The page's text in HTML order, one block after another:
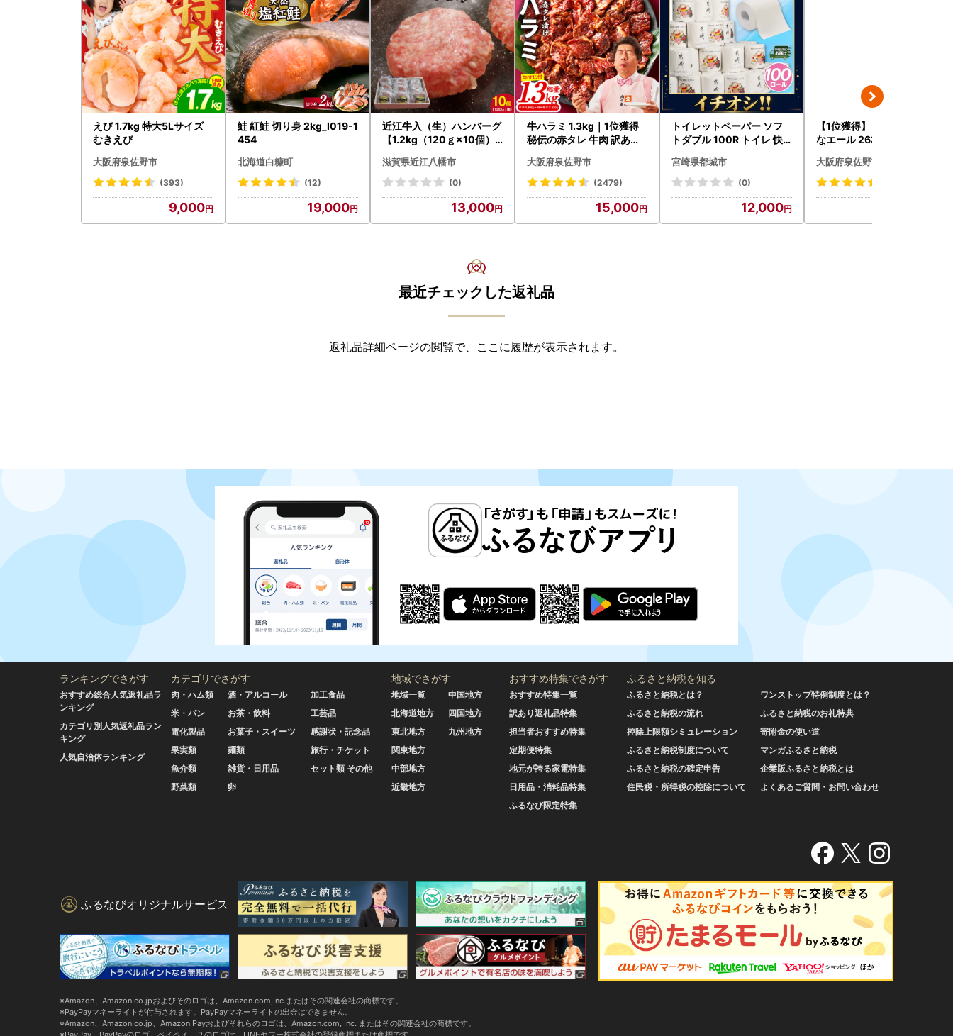
えび 1.7kg 特大5Lサイズ
むきえび
大阪府泉佐野市
(393)
9,000
鮭 紅鮭 切り身 2kg_I019-1
454
北海道白糠町
(12)
19,000
近江牛入（生）ハンバーグ
【1.2kg（120ｇ×10個）
滋賀県近江八幡市
(0)
13,000
牛ハラミ 1.3kg｜1位獲得
秘伝の赤タレ 牛肉 訳あり
大阪府泉佐野市
(2479)
15,000
トイレットペーパー ソフ
トダブル 100R トイレ 快
宮崎県都城市
(0)
12,000
【1位獲得】ビール よなよ
なエール 26本 ビール
大阪府泉佐野市
最近チェックした返礼品
返礼品詳細ページの閲覧で、ここに履歴が表示されます。
ランキングでさがす
おすすめ総合人気返礼品ラ
ンキング
カテゴリ別人気返礼品ラン
キング
人気自治体ランキング
カテゴリでさがす
肉・ハム類
米・パン
電化製品
果実類
魚介類
野菜類
酒・アルコール
お茶・飲料
お菓子・スイーツ
麺類
雑貨・日用品
卵
加工食品
工芸品
感謝状・記念品
旅行・チケット
セット類 その他
地域でさがす
地域一覧
北海道地方
東北地方
関東地方
中部地方
近畿地方
中国地方
四国地方
九州地方
おすすめ特集でさがす
おすすめ特集一覧
訳あり返礼品特集
担当者おすすめ特集
定期便特集
地元が誇る家電特集
日用品・消耗品特集
ふるなび限定特集
ふるさと納税を知る
ふるさと納税とは？
ふるさと納税の流れ
控除上限額シミュレーション
ふるさと納税制度について
ふるさと納税の確定申告
住民税・所得税の控除について
ワンストップ特例制度とは？
ふるさと納税のお礼特典
寄附金の使い道
マンガふるさと納税
企業版ふるさと納税とは
よくあるご質問・お問い合わせ
ふるなびオリジナルサービス
Amazon、Amazon.co.jpおよびそのロゴは、Amazon.com,Inc.またはその関連会社の商標です。
PayPayマネーライトが付与されます。PayPayマネーライトの出金はできません。
Amazon、Amazon.co.jp、Amazon Payおよびそれらのロゴは、Amazon.com, Inc. またはその関連会社の商標です。